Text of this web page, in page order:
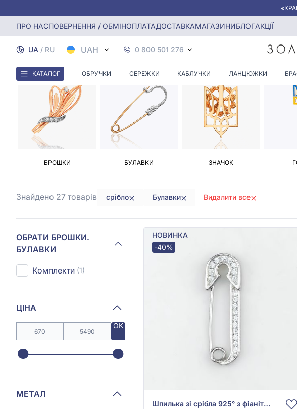
ПРО НАСПОВЕРНЕННЯ / ОБМІНОПЛАТАДОСТАВКАМАГАЗИНИБЛОГАКЦІЇ
UA / RU UAH 0 800 501 276
КАТАЛОГ ОБРУЧКИ СЕРЕЖКИ КАБЛУЧКИ ЛАНЦЮЖКИ
Головна Брошки. Булавки Булавки зі срібла
БРОШКИ БУЛАВКИ ЗНАЧОК
Знайдено 27 товарів срібло Булавки Видалити все
ОБРАТИ БРОШКИ.
БУЛАВКИ
Комплекти (1)
ЦІНА
OK
МЕТАЛ
НОВИНКА
-40%
Шпилька зі срібла 925° з фіанітом/куб.цирконієм, арт. 8204